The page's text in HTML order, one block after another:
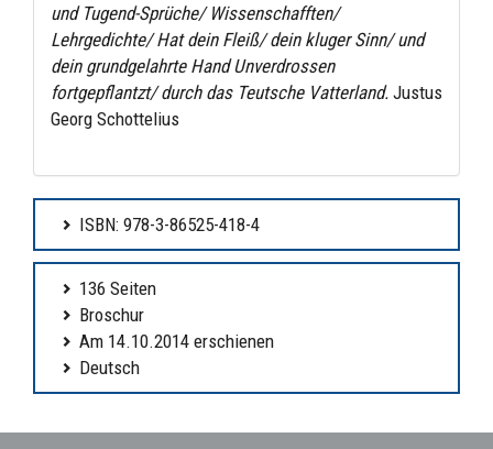
und Tugend-Sprüche/ Wissenschafften/
Lehrgedichte/ Hat dein Fleiß/ dein kluger Sinn/ und
dein grundgelahrte Hand Unverdrossen
fortgepflantzt/ durch das Teutsche Vatterland. Justus
Georg Schottelius
ISBN: 978-3-86525-418-4
136 Seiten
Broschur
Am 14.10.2014 erschienen
Deutsch